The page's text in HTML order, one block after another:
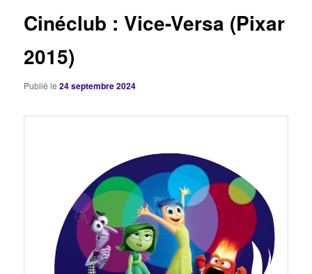
Cinéclub : Vice-Versa (Pixar
2015)
Publié le24 septembre 2024